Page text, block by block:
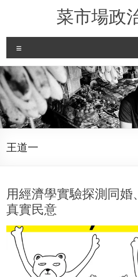
菜市場政
王道一
用經濟學實驗探測同婚
真實民意